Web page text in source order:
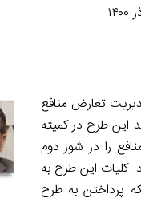
تعارض منافع
طرح در کمیته
را در شور دوم
این طرح به
پرداختن به طرح